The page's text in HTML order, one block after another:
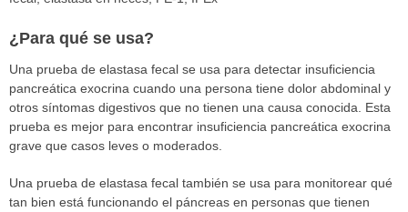
¿Para qué se usa?
Una prueba de elastasa fecal se usa para detectar insuficiencia
pancreática exocrina cuando una persona tiene dolor abdominal y
otros síntomas digestivos que no tienen una causa conocida. Esta
prueba es mejor para encontrar insuficiencia pancreática exocrina
grave que casos leves o moderados.
Una prueba de elastasa fecal también se usa para monitorear qué
tan bien está funcionando el páncreas en personas que tienen